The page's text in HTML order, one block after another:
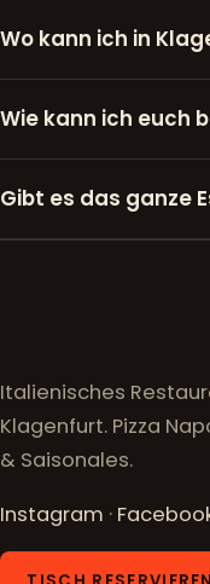
Wo kann ich in
Wie kann ich euch
Gibt es das ganze
Italienisches
Klagenfurt. Pizza
& Saisonales.
Instagram ·